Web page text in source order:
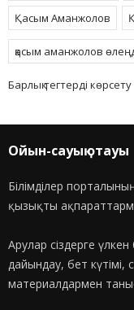
Қасым Аманжолов
қасым аманжолов
Барлық тегтерді көрсету
Ойын-сауық отауы
Білімділер
қызықты
Арулар сіздерге
дайындау, бет
материалдармен